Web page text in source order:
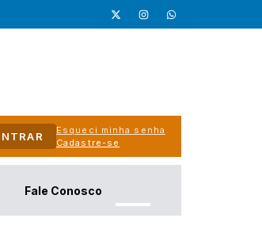
Esqueci minha senha
Cadastre-se
Fale Conosco